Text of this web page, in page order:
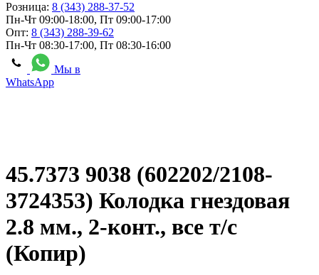
Розница: 8 (343) 288-37-52
Пн-Чт 09:00-18:00, Пт 09:00-17:00
Опт: 8 (343) 288-39-62
Пн-Чт 08:30-17:00, Пт 08:30-16:00
Мы в
WhatsApp
45.7373 9038 (602202/2108-
3724353) Колодка гнездовая
2.8 мм., 2-конт., все т/с
(Копир)